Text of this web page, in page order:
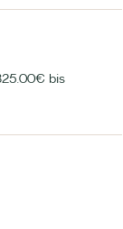
bis